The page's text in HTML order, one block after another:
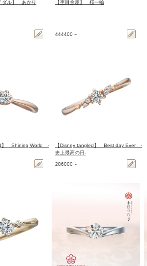
ダル】 あかり 【杢目金屋】 桜一輪
444400～
】 Shining World -
【Disney tangled】 Best day Ever -
史上最高の日-
286000～